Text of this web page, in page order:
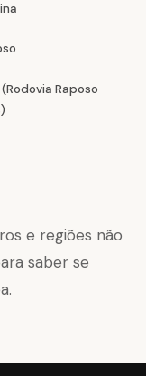
Raposo
e regiões não
saber se